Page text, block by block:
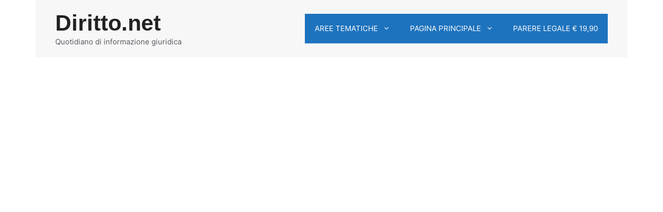
Diritto.net
Quotidiano di informazione giuridica
AREE TEMATICHE PAGINA PRINCIPALE PARERE LEGALE € 19,90